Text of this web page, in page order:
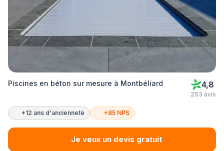
Piscines en béton sur mesure à Montbéliard 4,8
253 avis
+12 ans d'ancienneté +85 NPS
Je veux un devis gratuit